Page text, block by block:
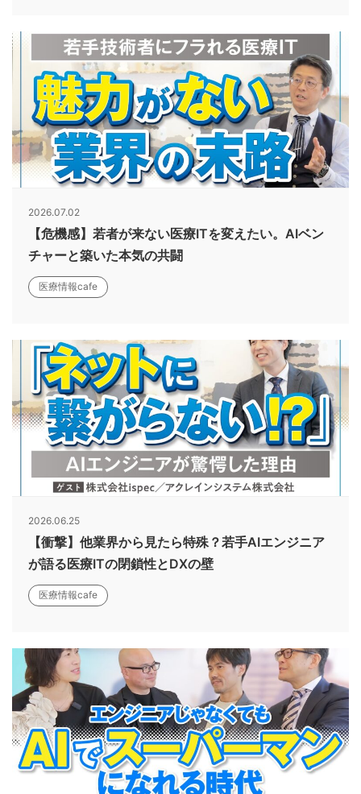
2026.07.02
【危機感】若者が来ない医療ITを変えたい。AIベン
チャーと築いた本気の共闘
医療情報cafe
2026.06.25
【衝撃】他業界から見たら特殊？若手AIエンジニア
が語る医療ITの閉鎖性とDXの壁
医療情報cafe